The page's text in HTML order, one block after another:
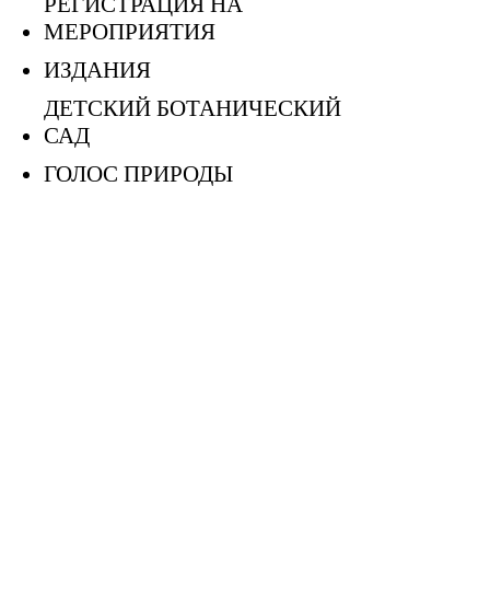
МЕРОПРИЯТИЯ
ИЗДАНИЯ
ДЕТСКИЙ БОТАНИЧЕСКИЙ
САД
ГОЛОС ПРИРОДЫ